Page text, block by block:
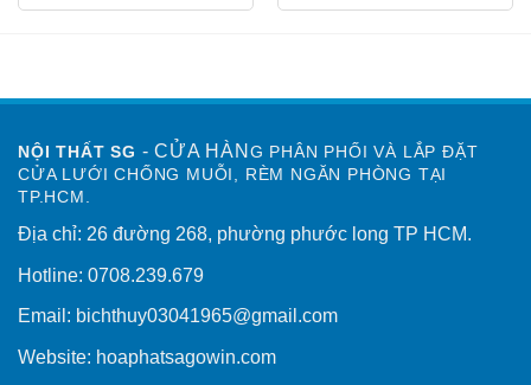
NỘI THẤT SG - CỬA HÀN G PHÂN PHỐI VÀ LẮP ĐẶT
CỬA LƯỚI CHỐNG MUỖI, RÈM NGĂN PHÒNG TẠI
TP.HCM.
Địa chỉ: 26 đường 268, phường phước long TP HCM.
Hotline: 0708.239.679
Email: bichthuy03041965@gmail.com
Website: hoaphatsagowin.com